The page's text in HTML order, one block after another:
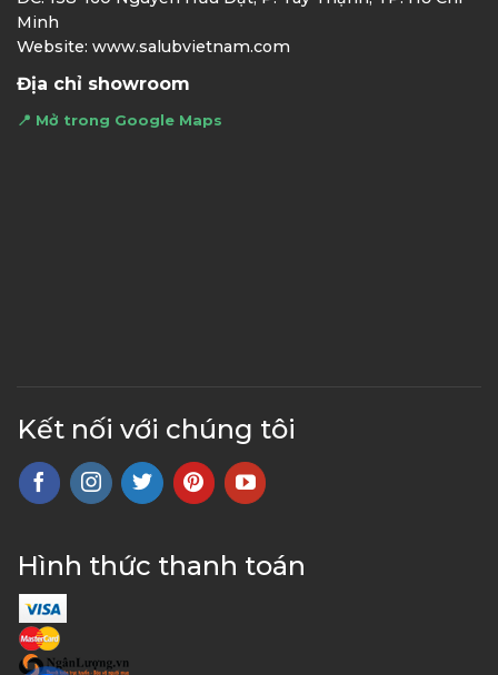
Minh
Website: www.salubvietnam.com
Địa chỉ showroom
📍 Mở trong Google Maps
Kết nối với chúng tôi
Hình thức thanh toán